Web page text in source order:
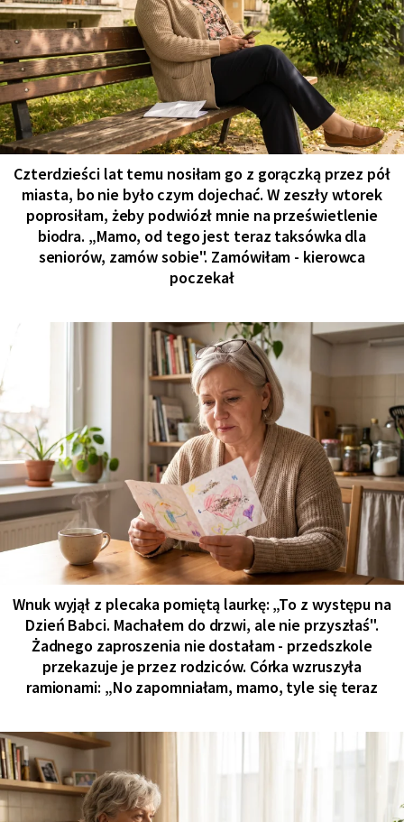
Czterdzieści lat temu nosiłam go z gorączką przez pół
miasta, bo nie było czym dojechać. W zeszły wtorek
poprosiłam, żeby podwiózł mnie na prześwietlenie
biodra. „Mamo, od tego jest teraz taksówka dla
seniorów, zamów sobie". Zamówiłam - kierowca
poczekał
Wnuk wyjął z plecaka pomiętą laurkę: „To z występu na
Dzień Babci. Machałem do drzwi, ale nie przyszłaś".
Żadnego zaproszenia nie dostałam - przedszkole
przekazuje je przez rodziców. Córka wzruszyła
ramionami: „No zapomniałam, mamo, tyle się teraz